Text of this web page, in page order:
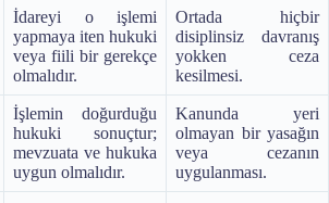
İdareyi o işlemi
yapmaya iten hukuki
veya fiili bir gerekçe
olmalıdır.
Ortada hiçbir
disiplinsiz davranış
yokken ceza
kesilmesi.
İşlemin doğurduğu
hukuki sonuçtur;
mevzuata ve hukuka
uygun olmalıdır.
Kanunda yeri
olmayan bir yasağın
veya cezanın
uygulanması.